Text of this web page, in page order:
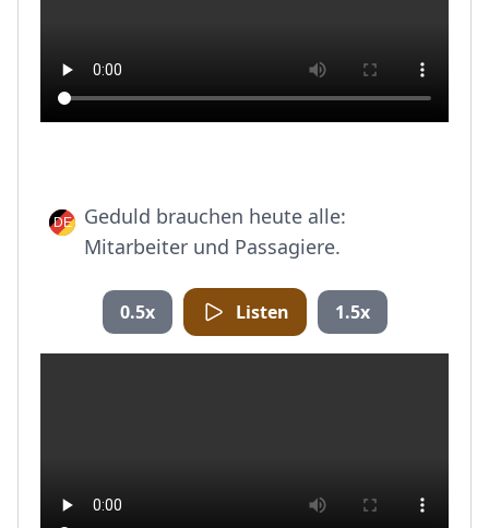
Geduld brauchen heute alle:
Mitarbeiter und Passagiere.
0.5x Listen 1.5x